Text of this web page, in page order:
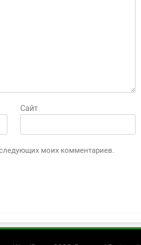
Сайт
моих комментариев.